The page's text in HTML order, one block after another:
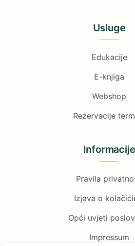
Usluge
Edukacije
E-knjiga
Webshop
Rezervacije
Informacije
Pravila
Izjava o
Opći uvjeti
Impressum